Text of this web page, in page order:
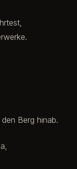
Berg hinab.